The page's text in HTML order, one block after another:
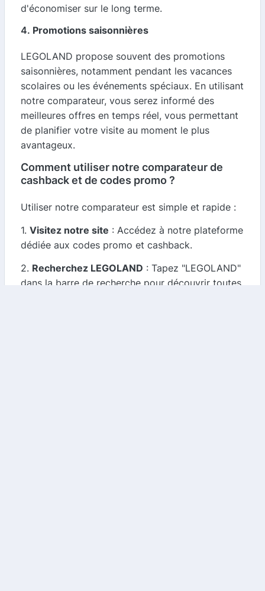
d'économiser sur le long terme.
4. Promotions saisonnières
LEGOLAND propose souvent des promotions
saisonnières, notamment pendant les vacances
scolaires ou les événements spéciaux. En utilisant
notre comparateur, vous serez informé des
meilleures offres en temps réel, vous permettant
de planifier votre visite au moment le plus
avantageux.
Comment utiliser notre comparateur de
cashback et de codes promo ?
Utiliser notre comparateur est simple et rapide :
1. Visitez notre site : Accédez à notre plateforme
dédiée aux codes promo et cashback.
2. Recherchez LEGOLAND : Tapez "LEGOLAND"
dans la barre de recherche pour découvrir toutes